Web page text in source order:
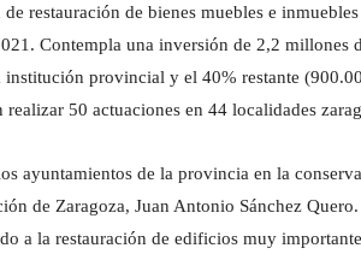
restauración de bienes muebles e
Contempla una inversión de 2,2 millones
provincial y el 40% restante
50 actuaciones en 44 localidades
ayuntamientos de la provincia en la
de Zaragoza, Juan Antonio Sánchez
a la restauración de edificios muy